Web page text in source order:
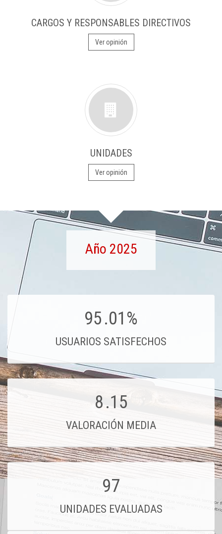
CARGOS Y RESPONSABLES DIRECTIVOS
Ver opinión
UNIDADES
Ver opinión
Año 2025
95.01%
USUARIOS SATISFECHOS
8.15
VALORACIÓN MEDIA
97
UNIDADES EVALUADAS